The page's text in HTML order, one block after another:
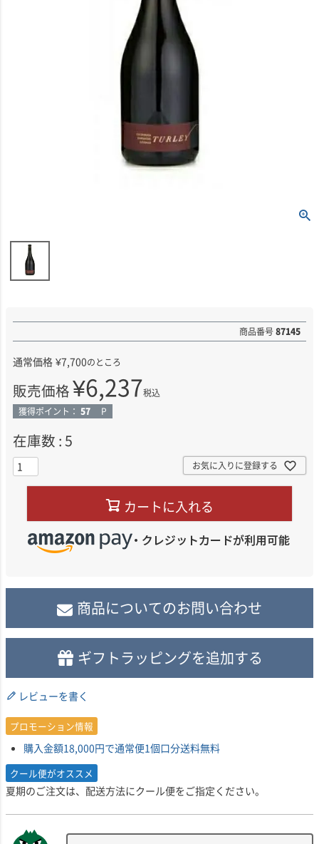
商品番号87145
通常価格 ¥7,700のところ
販売価格¥6,237税込
獲得ポイント： 57 P
在庫数 5
お気に入りに登録する
カートに入れる
商品についてのお問い合わせ
ギフトラッピングを追加する
レビューを書く
プロモーション情報
購入金額18,000円で通常便1個口分送料無料
クール便がオススメ
夏期のご注文は、配送方法にクール便をご指定ください。